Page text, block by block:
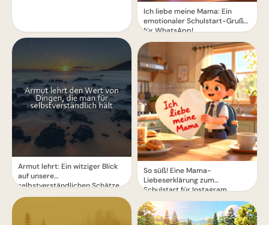
Armut lehrt: Ein witziger Blick
auf unsere
selbstverständlichen Schätze
Ich liebe meine Mama: Ein
emotionaler Schulstart-Gruß
für WhatsApp!
So süß! Eine Mama-
Liebeserklärung zum
Schulstart für Instagram